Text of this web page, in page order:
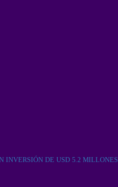
INVERSIÓN DE USD 5.2 MILLONES